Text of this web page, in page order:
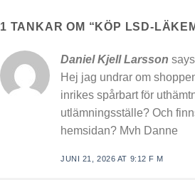
1 TANKAR OM “ KÖP LSD-
Daniel Kjell Larsson
Hej jag undrar om
inrikes spårbart för
utlämningsställe? Och
hemsidan? Mvh Danne
JUNI 21, 2026 AT 9:12 F M